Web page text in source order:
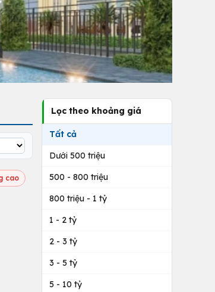
cao
Lọc theo khoảng giá
Tất cả
Dưới 500 triệu
500 - 800 triệu
800 triệu - 1 tỷ
1 - 2 tỷ
2 - 3 tỷ
3 - 5 tỷ
5 - 10 tỷ